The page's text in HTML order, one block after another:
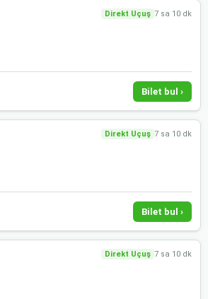
Direkt Uçuş 7 sa 10 dk
Bilet bul ›
Direkt Uçuş 7 sa 10 dk
Bilet bul ›
Direkt Uçuş 7 sa 10 dk